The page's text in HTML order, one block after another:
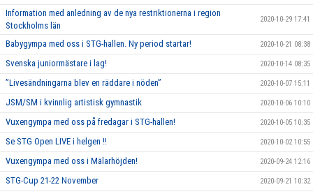
Information med anledning av de nya restriktionerna i region
Stockholms län
2020-10-29 17:41
Babygympa med oss i STG-hallen. Ny period startar! 2020-10-21 08:38
Svenska juniormästare i lag! 2020-10-14 08:35
”Livesändningarna blev en räddare i nöden” 2020-10-07 15:11
JSM/SM i kvinnlig artistisk gymnastik 2020-10-06 10:10
Vuxengympa med oss på fredagar i STG-hallen! 2020-10-05 10:35
Se STG Open LIVE i helgen !! 2020-10-02 10:55
Vuxengympa med oss i Mälarhöjden! 2020-09-24 12:16
STG-Cup 21-22 November 2020-09-21 10:32